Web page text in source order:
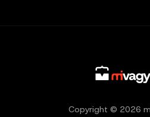
Copyright © 2026